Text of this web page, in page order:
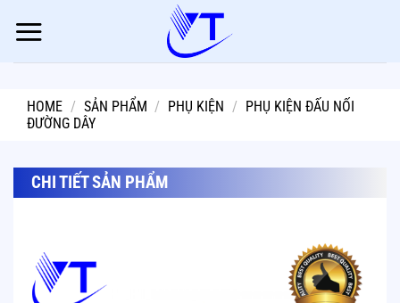
HOME / SẢN PHẨM / PHỤ KIỆN / PHỤ KIỆN ĐẤU NỐI
ĐƯỜNG DÂY
CHI TIẾT SẢN PHẨM